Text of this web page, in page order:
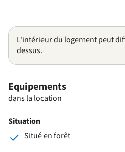
L'intérieur du logement peut
dessus.
Equipements
dans la location
Situation
Situé en forêt